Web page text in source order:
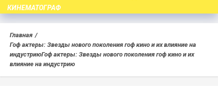
КИНЕМАТОГРАФ
Главная
Гоф актеры: Звезды нового поколения гоф кино и их влияние на
индустриюГоф актеры: Звезды нового поколения гоф кино и их
влияние на индустрию